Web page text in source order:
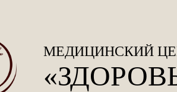
МЕДИЦИНСКИЙ